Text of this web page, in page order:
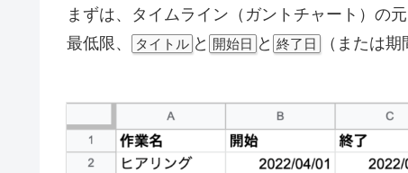
まずは、タイムライン（ガントチャート）の
最低限、
タイトル と 開始日 と 終了日 （または